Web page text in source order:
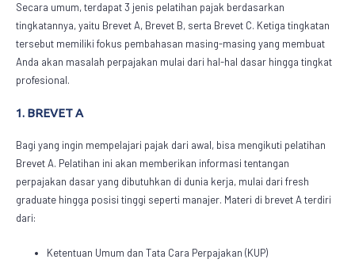
Secara umum, terdapat 3 jenis pelatihan pajak berdasarkan
tingkatannya, yaitu Brevet A, Brevet B, serta Brevet C. Ketiga tingkatan
tersebut memiliki fokus pembahasan masing-masing yang membuat
Anda akan masalah perpajakan mulai dari hal-hal dasar hingga tingkat
profesional.
1. BREVET A
Bagi yang ingin mempelajari pajak dari awal, bisa mengikuti pelatihan
Brevet A. Pelatihan ini akan memberikan informasi tentangan
perpajakan dasar yang dibutuhkan di dunia kerja, mulai dari fresh
graduate hingga posisi tinggi seperti manajer. Materi di brevet A terdiri
dari:
Ketentuan Umum dan Tata Cara Perpajakan (KUP)